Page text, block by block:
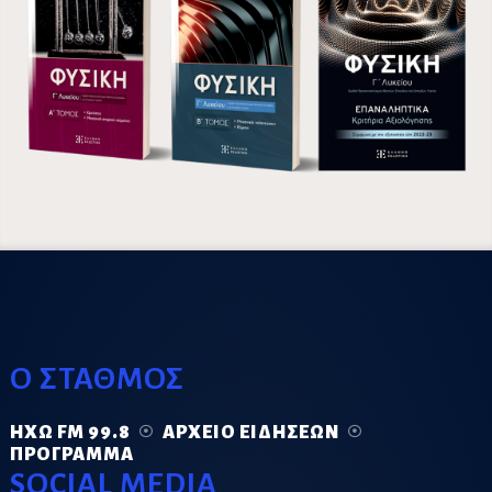
Ο ΣΤΑΘΜΟΣ
ΗΧΏ FM 99.8
ΑΡΧΕΊΟ ΕΙΔΉΣΕΩΝ
ΠΡΌΓΡΑΜΜΑ
SOCIAL MEDIA